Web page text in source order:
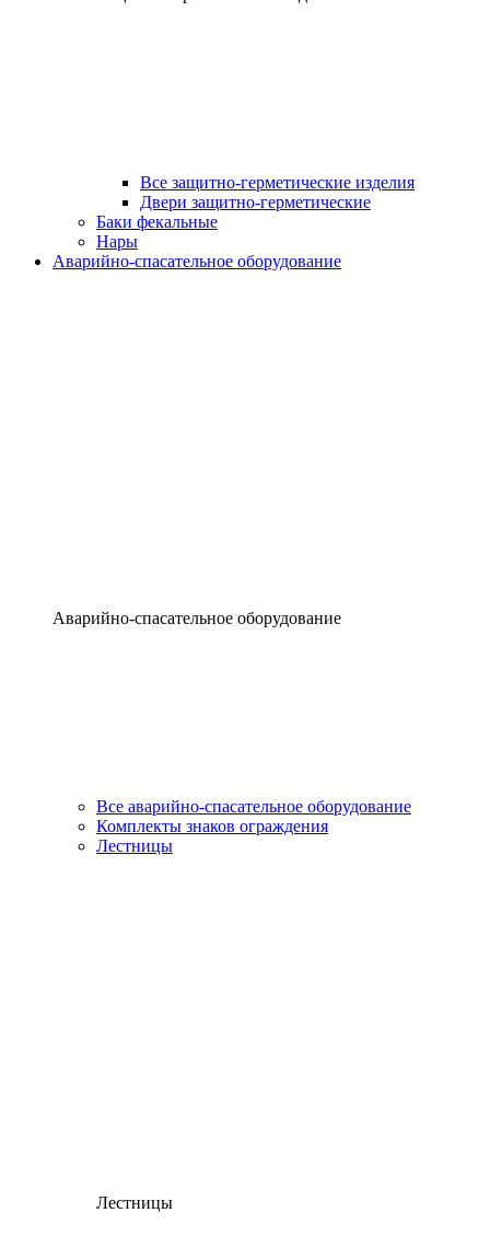
Все защитно-герметические изделия
Двери защитно-герметические
Баки фекальные
Нары
Аварийно-спасательное оборудование
Аварийно-спасательное оборудование
Все аварийно-спасательное оборудование
Комплекты знаков ограждения
Лестницы
Лестницы